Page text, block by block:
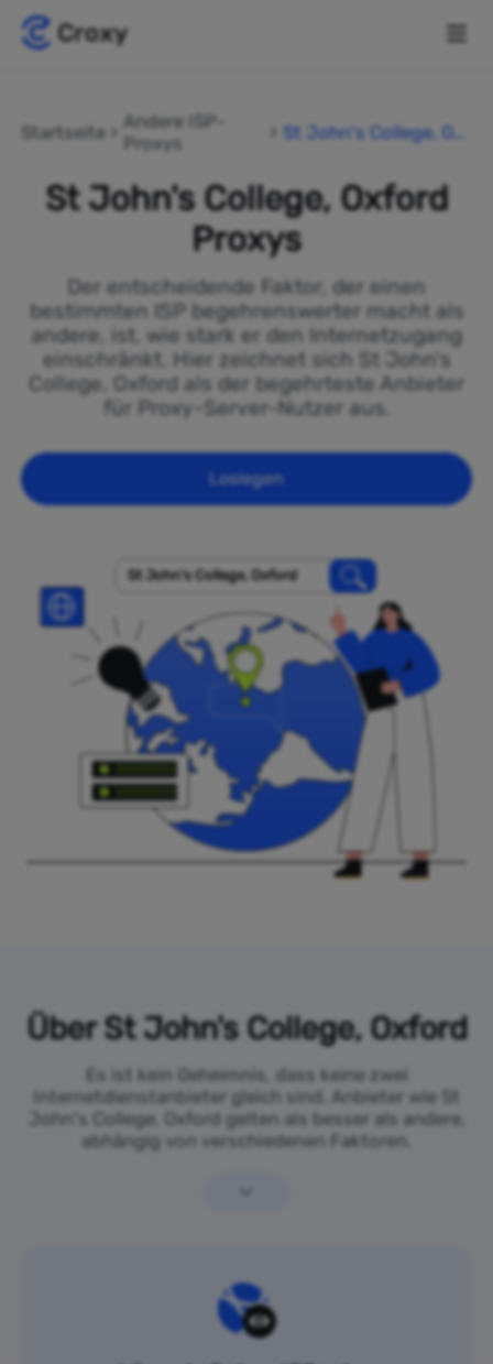
Startseite
Andere ISP-
Proxys
St John's College, Oxf
St John's College, Oxford
Proxys
Der entscheidende Faktor, der einen
bestimmten ISP begehrenswerter macht als
andere, ist, wie stark er den Internetzugang
einschränkt. Hier zeichnet sich St John's
College, Oxford als der begehrteste Anbieter
für Proxy-Server-Nutzer aus.
Loslegen
St John's College, Oxford
Über St John's College, Oxford
Es ist kein Geheimnis, dass keine zwei
Internetdienstanbieter gleich sind. Anbieter wie St
John's College, Oxford gelten als besser als andere,
abhängig von verschiedenen Faktoren.